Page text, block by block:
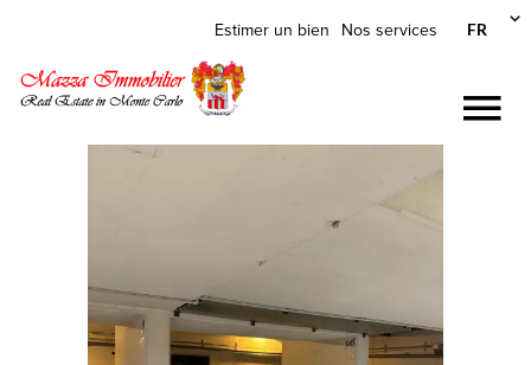
Estimer un bien Nos services FR